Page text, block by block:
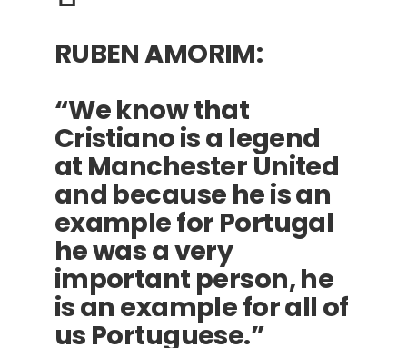
RUBEN AMORIM:
“We know that
Cristiano is a legend
at Manchester United
and because he is an
example for Portugal
he was a very
important person, he
is an example for all of
us Portuguese.”